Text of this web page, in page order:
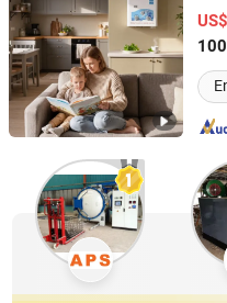
Guangdong, China